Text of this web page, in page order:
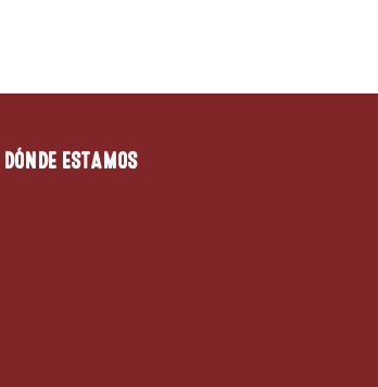
DÓNDE ESTAMOS